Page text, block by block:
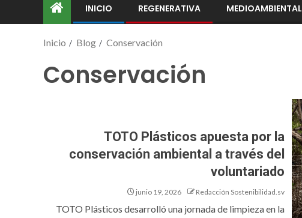
INICIO REGENERATIVA MEDIOAMBIENTAL
Inicio Blog Conservación
Conservación
TOTO Plásticos apuesta por la
conservación ambiental a través del
voluntariado
junio 19, 2026 Redacción Sostenibilidad.sv
TOTO Plásticos desarrolló una jornada de limpieza en la